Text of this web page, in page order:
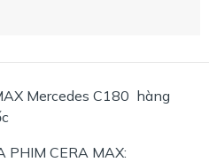
Mercedes C180 hàng
PHIM CERA MAX: